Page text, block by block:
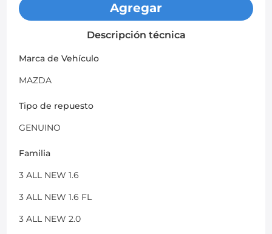
Agregar
Descripción técnica
Marca de Vehículo
MAZDA
Tipo de repuesto
GENUINO
Familia
3 ALL NEW 1.6
3 ALL NEW 1.6 FL
3 ALL NEW 2.0